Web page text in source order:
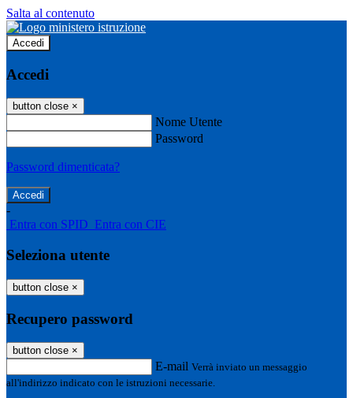
Salta al contenuto
Accedi
Accedi
button close ×
Nome Utente
Password
Password dimenticata?
-
Entra con SPID Entra con CIE
Seleziona utente
button close ×
Recupero password
button close ×
E-mail Verrà inviato un messaggio
all'indirizzo indicato con le istruzioni necessarie.